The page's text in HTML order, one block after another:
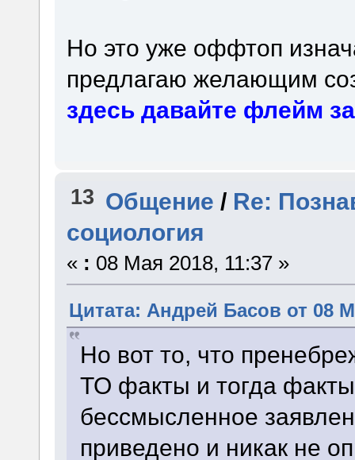
Но это уже оффтоп
предлагаю желающим
здесь давайте флейм
13 Общение / Re:
социология
« : 08 Мая 2018, 11:37 »
Цитата: Андрей Басов от 08
Но вот то, что
ТО факты и тогда
бессмысленное
приведено и никак не